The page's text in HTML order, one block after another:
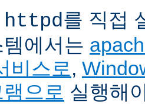
httpd를 직접
에서는
비스로 ,
으로 실행해